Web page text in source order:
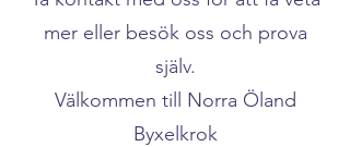
mer eller besök oss och prova
själv.
Välkommen till Norra Öland
Byxelkrok